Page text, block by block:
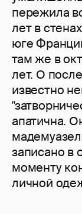
пережила
лет в
юге
там же в
лет. О
известно
апатична.
записано в
моменту
личной